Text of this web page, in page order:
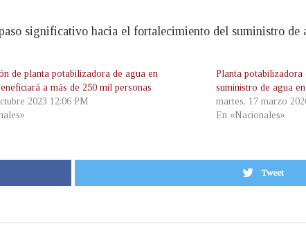
significativo hacia el fortalecimiento del suministro de
de planta potabilizadora de agua en
a más de 250 mil personas
2023 12:06 PM
Planta
suministro de agua
martes, 17 marzo
En «Nacionales»
Tweet